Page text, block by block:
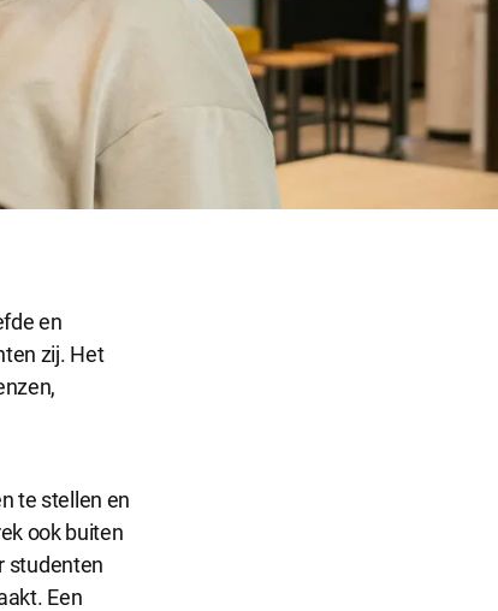
Sluit
en
zij. Het
te stellen en
ook buiten
studenten
Een